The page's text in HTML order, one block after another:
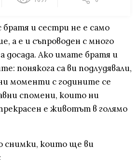
и сестри не е само
а е и съпроводен с много
досада. Ако имате братя и
понякога са ви подлудявали,
моменти с годините се
спомени, които ни
е животът в голямо
снимки, които ще ви